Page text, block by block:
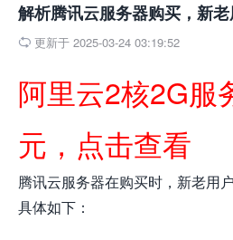
解析腾讯云服务器购买，新
 更新于 2025-03-24 03:19:52
阿里云2核2G服
元，点击查看
腾讯云服务器在购买时，新老用
具体如下：